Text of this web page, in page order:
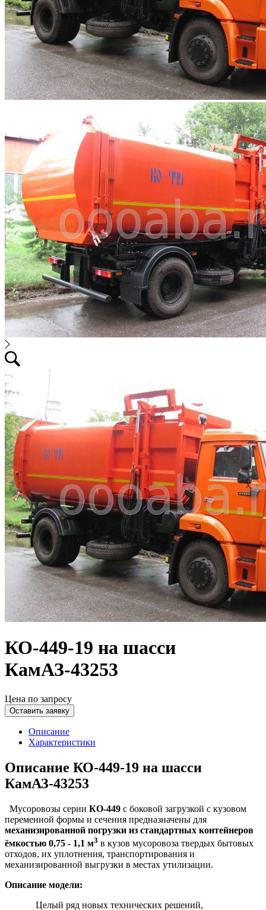
КО-449-19 на шасси
КамАЗ-43253
Цена по запросу
Оставить заявку
Описание
Характеристики
Описание КО-449-19 на шасси
КамАЗ-43253
Мусоровозы серии КО-449 с боковой загрузкой с кузовом
переменной формы и сечения предназначены для
механизированной погрузки из стандартных контейнеров
ёмкостью 0,75 - 1,1 м3 в кузов мусоровоза твердых бытовых
отходов, их уплотнения, транспортирования и
механизированной выгрузки в местах утилизации.
Описание модели:
Целый ряд новых технических решений,